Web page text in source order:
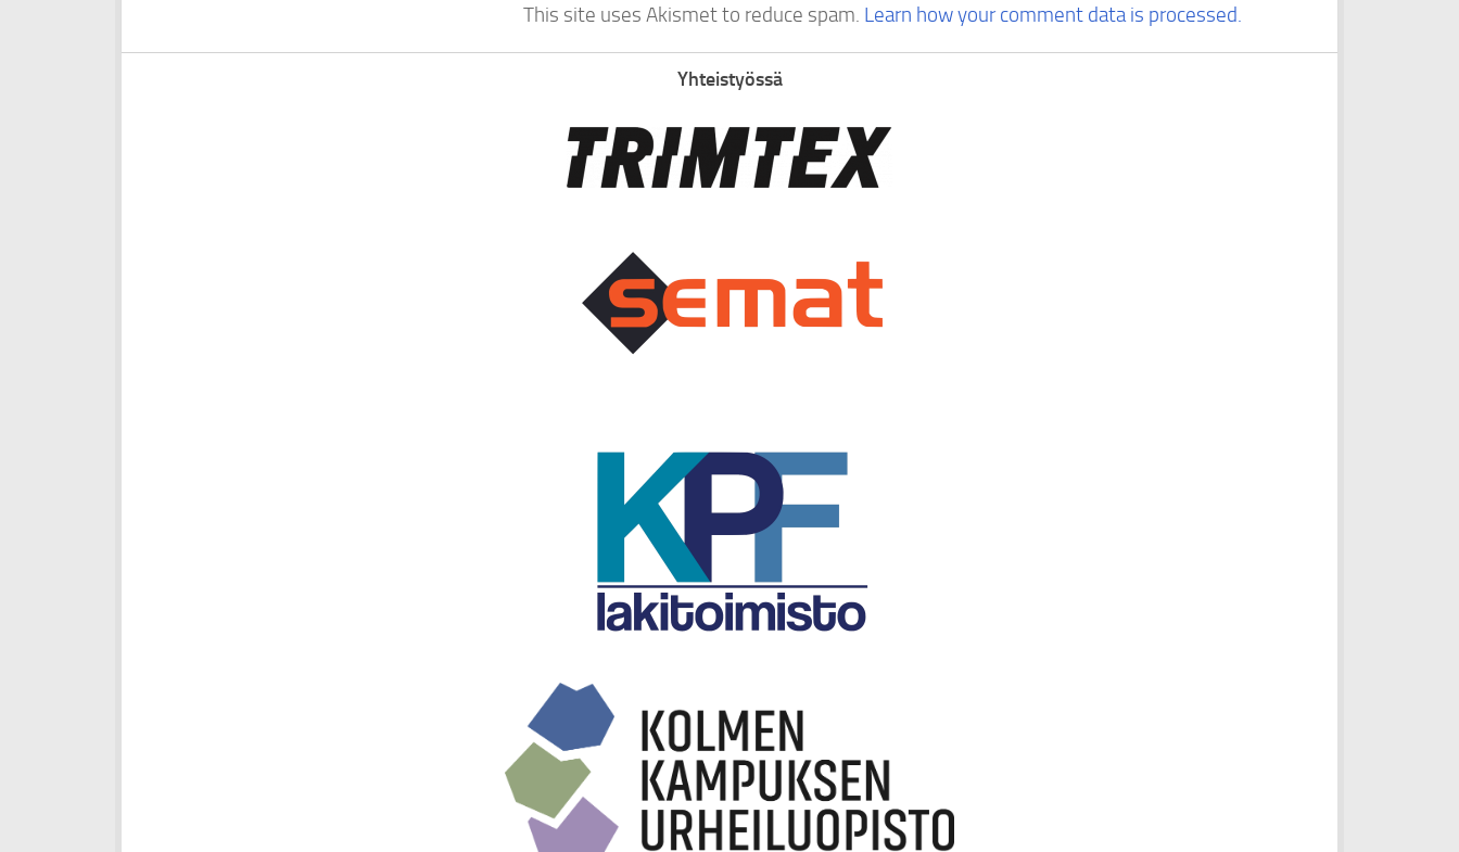
This site uses Akismet to reduce spam. Learn how your comment data is processed.
Yhteistyössä